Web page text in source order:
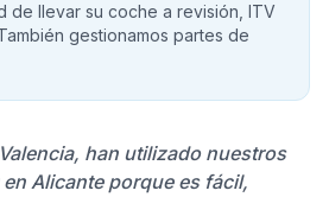
de llevar su coche a revisión, ITV
gestionamos partes de
han utilizado nuestros
Alicante porque es fácil,